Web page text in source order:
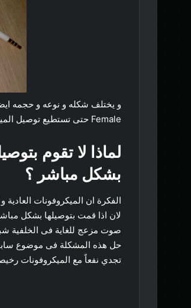
Female حتى تستطيع توصيل الميكروفون اليه .
لماذا لا تقوم
بشكل مباشر ؟
الفكرة ان الميكروفونات
لان اذا قمت بتوصيلها بشكل
صوت مزعج للغاية فى الخلفية
حل هذه المشكلة فى موضوع
تجدي نفعاً مع الميكروفونات